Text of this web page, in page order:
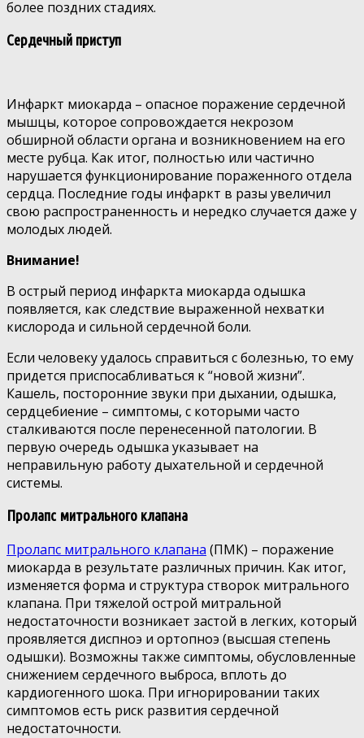
более поздних стадиях.
Сердечный приступ
Инфаркт миокарда – опасное поражение сердечной
мышцы, которое сопровождается некрозом
обширной области органа и возникновением на его
месте рубца. Как итог, полностью или частично
нарушается функционирование пораженного отдела
сердца. Последние годы инфаркт в разы увеличил
свою распространенность и нередко случается даже у
молодых людей.
Внимание!
В острый период инфаркта миокарда одышка
появляется, как следствие выраженной нехватки
кислорода и сильной сердечной боли.
Если человеку удалось справиться с болезнью, то ему
придется приспосабливаться к “новой жизни”.
Кашель, посторонние звуки при дыхании, одышка,
сердцебиение – симптомы, с которыми часто
сталкиваются после перенесенной патологии. В
первую очередь одышка указывает на
неправильную работу дыхательной и сердечной
системы.
Пролапс митрального клапана
Пролапс митрального клапана (ПМК) – поражение
миокарда в результате различных причин. Как итог,
изменяется форма и структура створок митрального
клапана. При тяжелой острой митральной
недостаточности возникает застой в легких, который
проявляется диспноэ и ортопноэ (высшая степень
одышки). Возможны также симптомы, обусловленные
снижением сердечного выброса, вплоть до
кардиогенного шока. При игнорировании таких
симптомов есть риск развития сердечной
недостаточности.